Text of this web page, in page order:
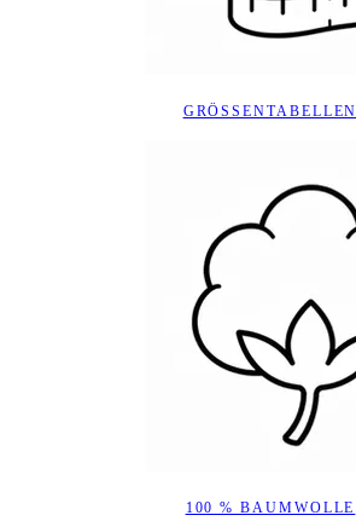
GRÖSSENTABELLEN
100 % BAUMWOLLE